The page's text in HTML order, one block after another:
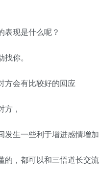
表现是什么呢？
你。
方会有比较好的回应
方，
生一些利于增进感情增加
的，都可以和三悟道长交